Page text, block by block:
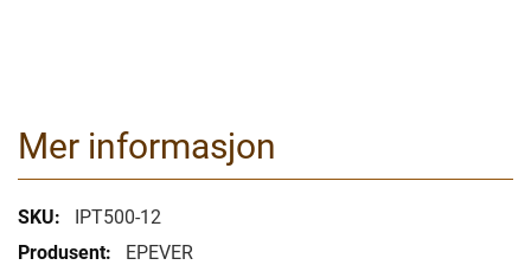
Mer informasjon
Mer
informasjon
IPT500-12
EPEVER